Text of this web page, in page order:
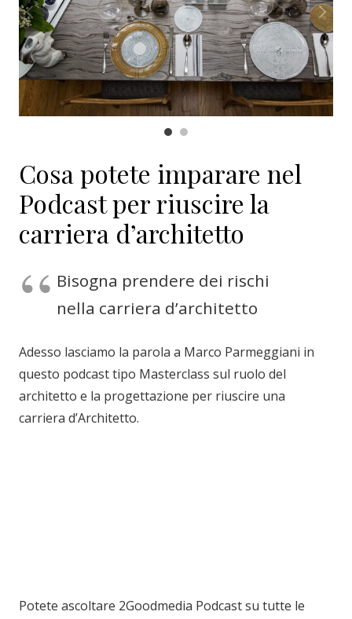
Cosa potete imparare nel
Podcast per riuscire la
carriera d’architetto
Bisogna prendere dei rischi
nella carriera d’architetto
Adesso lasciamo la parola a Marco Parmeggiani in
questo podcast tipo Masterclass sul ruolo del
architetto e la progettazione per riuscire una
carriera d’Architetto.
Potete ascoltare 2Goodmedia Podcast su tutte le